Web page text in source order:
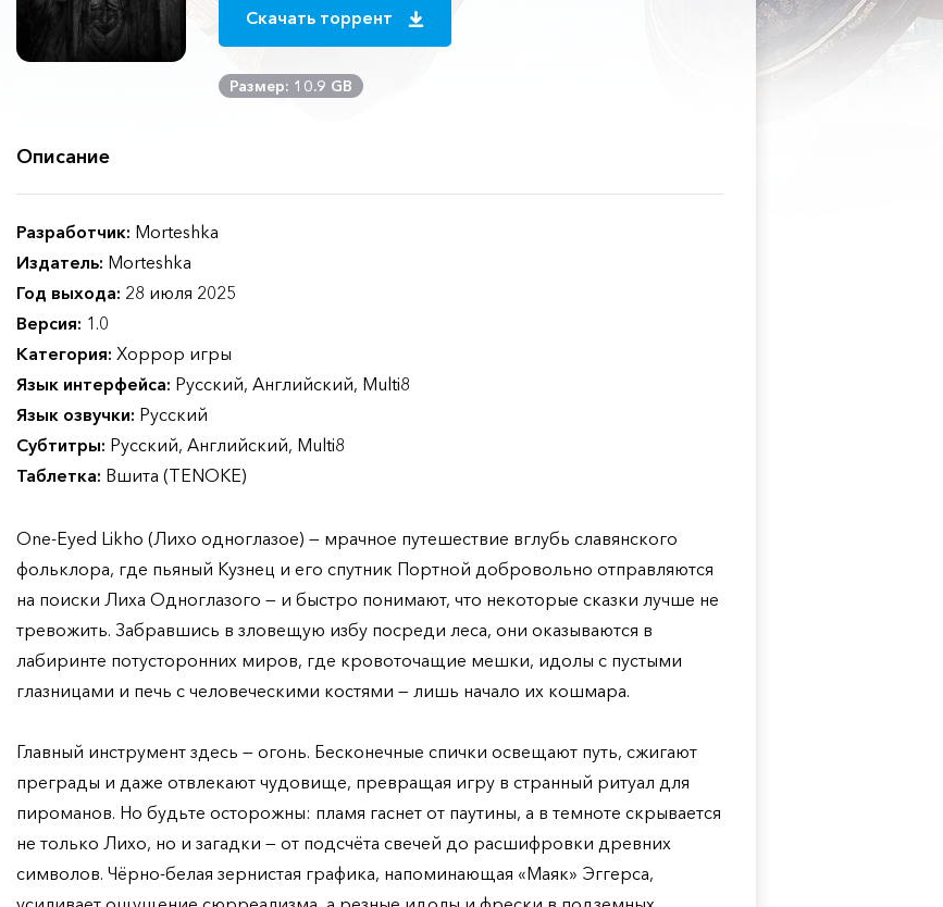
Скачать торрент
Размер: 10.9 GB
Описание
Разработчик: Morteshka
Издатель: Morteshka
Год выхода: 28 июля 2025
Версия: 1.0
Категория: Хоррор игры
Язык интерфейса: Русский, Английский, Multi8
Язык озвучки: Русский
Субтитры: Русский, Английский, Multi8
Таблетка: Вшита (TENOKE)
One-Eyed Likho (Лихо одноглазое) — мрачное путешествие вглубь славянского
фольклора, где пьяный Кузнец и его спутник Портной добровольно отправляются
на поиски Лиха Одноглазого — и быстро понимают, что некоторые сказки лучше не
тревожить. Забравшись в зловещую избу посреди леса, они оказываются в
лабиринте потусторонних миров, где кровоточащие мешки, идолы с пустыми
глазницами и печь с человеческими костями — лишь начало их кошмара.
Главный инструмент здесь — огонь. Бесконечные спички освещают путь, сжигают
преграды и даже отвлекают чудовище, превращая игру в странный ритуал для
пироманов. Но будьте осторожны: пламя гаснет от паутины, а в темноте скрывается
не только Лихо, но и загадки — от подсчёта свечей до расшифровки древних
символов. Чёрно-белая зернистая графика, напоминающая «Маяк» Эггерса,